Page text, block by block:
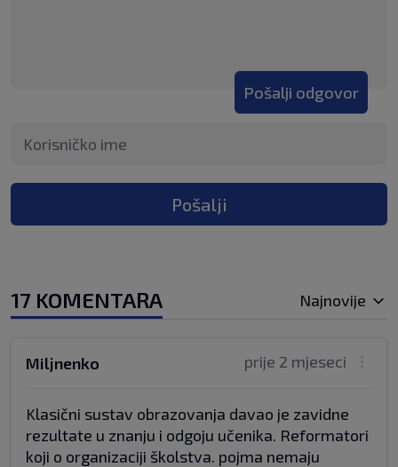
Pošalji odgovor
Pošalji
17 KOMENTARA Najnovije
prije 2 mjeseci
Miljnenko
Klasični sustav obrazovanja davao je zavidne
rezultate u znanju i odgoju učenika. Reformatori
koji o organizaciji školstva. pojma nemaju